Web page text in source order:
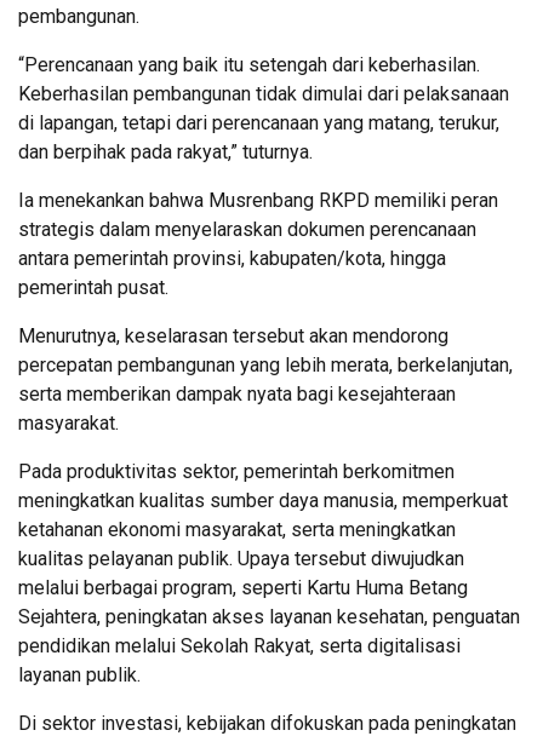
pembangunan.
“Perencanaan yang baik itu setengah dari keberhasilan.
Keberhasilan pembangunan tidak dimulai dari pelaksanaan
di lapangan, tetapi dari perencanaan yang matang, terukur,
dan berpihak pada rakyat,” tuturnya.
Ia menekankan bahwa Musrenbang RKPD memiliki peran
strategis dalam menyelaraskan dokumen perencanaan
antara pemerintah provinsi, kabupaten/kota, hingga
pemerintah pusat.
Menurutnya, keselarasan tersebut akan mendorong
percepatan pembangunan yang lebih merata, berkelanjutan,
serta memberikan dampak nyata bagi kesejahteraan
masyarakat.
Pada produktivitas sektor, pemerintah berkomitmen
meningkatkan kualitas sumber daya manusia, memperkuat
ketahanan ekonomi masyarakat, serta meningkatkan
kualitas pelayanan publik. Upaya tersebut diwujudkan
melalui berbagai program, seperti Kartu Huma Betang
Sejahtera, peningkatan akses layanan kesehatan, penguatan
pendidikan melalui Sekolah Rakyat, serta digitalisasi
layanan publik.
Di sektor investasi, kebijakan difokuskan pada peningkatan